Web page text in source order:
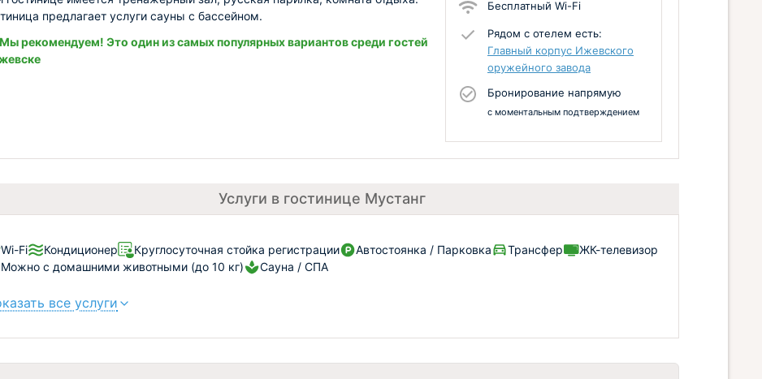
Бесплатный Wi-Fi
Рядом с отелем есть:
Главный корпус Ижевского
оружейного завода
Бронирование напрямую
с моментальным подтверждением
предлагает услуги сауны с бассейном.
Мы рекомендуем! Это один из самых популярных вариантов среди гостей
Услуги в гостинице Мустанг
Wi-Fi Кондиционер Круглосуточная стойка регистрации Автостоянка / Парковка Трансфер
ЖК-телевизор
Можно с домашними животными (до 10 кг)
Сауна / СПА
все услуги